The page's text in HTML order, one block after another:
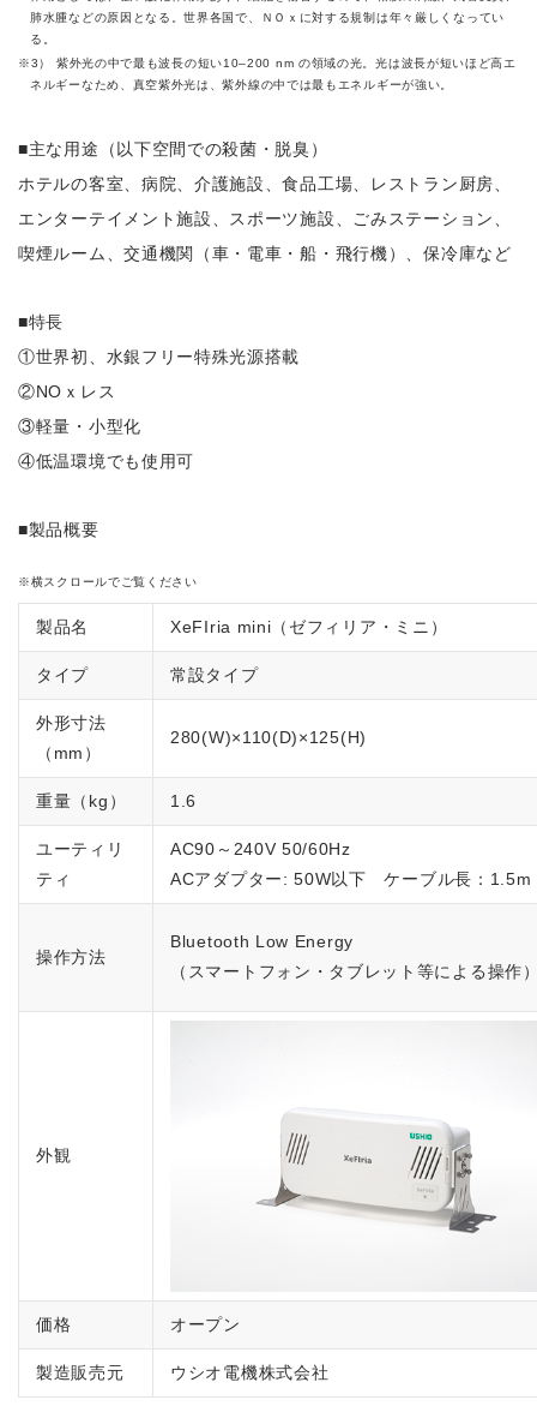
肺水腫などの原因となる。世界各国で、ＮＯｘに対する規制は年々厳しくなってい
る。
3） 紫外光の中で最も波長の短い10–200 nm の領域の光。光は波長が短いほど高エ
ネルギーなため、真空紫外光は、紫外線の中では最もエネルギーが強い。
■主な用途（以下空間での殺菌・脱臭）
ホテルの客室、病院、介護施設、食品工場、レストラン厨房、
エンターテイメント施設、スポーツ施設、ごみステーション、
喫煙ルーム、交通機関（車・電車・船・飛行機）、保冷庫など
■特長
①世界初、水銀フリー特殊光源搭載
②NOｘレス
③軽量・小型化
④低温環境でも使用可
■製品概要
横スクロールでご覧ください
製品名 XeFIria mini（ゼフィリア・ミニ）
タイプ 常設タイプ
外形寸法
（mm）
280(W)×110(D)×125(H)
重量（kg） 1.6
ユーティリ
ティ
AC90～240V 50/60Hz
ACアダプター: 50W以下 ケーブル長：1.5m
操作方法
Bluetooth Low Energy
（スマートフォン・タブレット等による操作
外観
価格 オープン
製造販売元 ウシオ電機株式会社